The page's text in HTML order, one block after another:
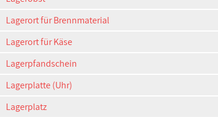
Lagerort für Brennmaterial
Lagerort für Käse
Lagerpfandschein
Lagerplatte (Uhr)
Lagerplatz